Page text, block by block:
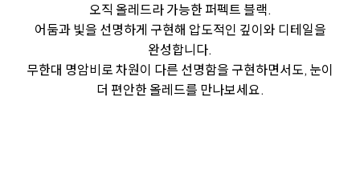
오직 올레드라 가능한 퍼펙트 블랙.
어둠과 빛을 선명하게 구현해 압도적인 깊이와 디테일을
완성합니다.
무한대 명암비로 차원이 다른 선명함을 구현하면서도, 눈이
더 편안한 올레드를 만나보세요.